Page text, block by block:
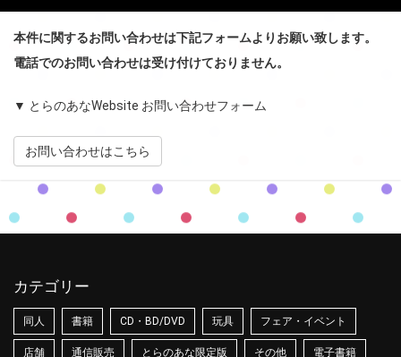
本件に関するお問い合わせは下記フォームよりお願い致します。
電話でのお問い合わせは受け付けておりません。
▼ とらのあなWebsite お問い合わせフォーム
お問い合わせはこちら
カテゴリー
同人 書籍 CD・BD/DVD 玩具 フェア・イベント
店舗 通信販売 とらのあな限定版 その他 電子書籍